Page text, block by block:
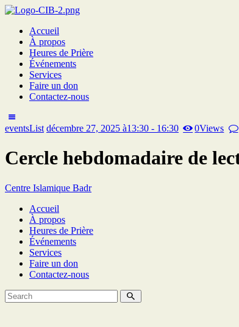
Accueil
À propos
Heures de Prière
Événements
Services
Faire un don
Contactez-nous
eventsList décembre 27, 2025 à13:30 - 16:30 0Views
Cercle hebdomadaire de
Centre Islamique Badr
Accueil
À propos
Heures de Prière
Événements
Services
Faire un don
Contactez-nous